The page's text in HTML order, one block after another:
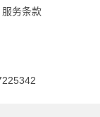
服务条款